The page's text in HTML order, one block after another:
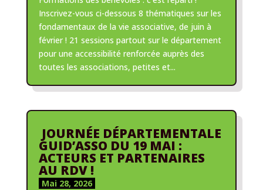
Inscrivez-vous ci-dessous 8 thématiques sur les
fondamentaux de la vie associative, de juin à
février ! 21 sessions partout sur le département
pour une accessibilité renforcée auprès des
toutes les associations, petites et...
JOURNÉE DÉPARTEMENTALE
GUID’ASSO DU 19 MAI :
ACTEURS ET PARTENAIRES
AU RDV !
Mai 28, 2026